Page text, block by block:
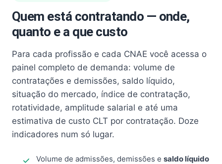
Quem está contratando — onde,
quanto e a que custo
Para cada profissão e cada CNAE você acessa o
painel completo de demanda: volume de
contratações e demissões, saldo líquido,
situação do mercado, índice de contratação,
rotatividade, amplitude salarial e até uma
estimativa de custo CLT por contratação. Doze
indicadores num só lugar.
Volume de admissões, demissões e saldo líquido